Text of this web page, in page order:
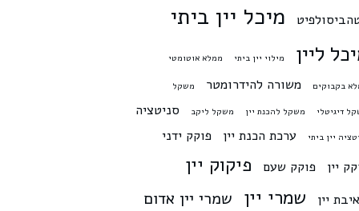
מיכל יין ביתי
ליין מילוי יין ביתי ממלא אוטומטי
בקבוקים משורה להידרומטר משקל
דיגיטלי משקל להכנת יין משקל ליקב סניטציה
יין ביתי ערכת הכנת יין
פוקק ידני
יין
פוקק שעם פיקוק יין
יין שמרי יין שמרי יין אדום